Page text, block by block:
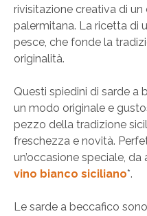
rivisitazione creativa di
palermitana. La ricetta di
pesce, che fonde la
originalità.
Questi spiedini di sarde a
un modo originale e
pezzo della tradizione
freschezza e novità.
un’occasione speciale,
vino bianco siciliano*.
Le sarde a beccafico